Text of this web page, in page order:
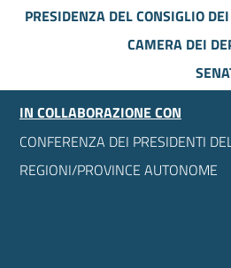
PRESIDENZA DEL CONSIGLIO
CAMERA DEI
IN COLLABORAZIONE CON
CONFERENZA DEI PRESIDENTI
REGIONI/PROVINCE AUTONOME